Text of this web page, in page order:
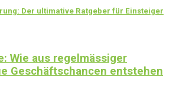
Der ultimative Ratgeber für Einsteiger
Wie aus regelmässiger
Geschäftschancen entstehen